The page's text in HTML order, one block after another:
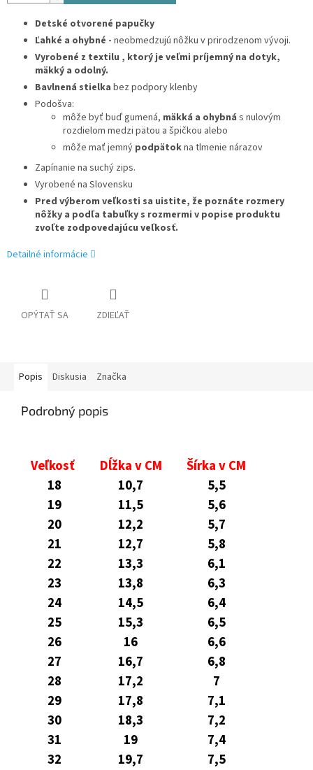
Detské otvorené papučky
Ľahké a ohybné - neobmedzujú nôžku v prirodzenom vývoji.
Vyrobené z textilu , ktorý je veľmi príjemný na dotyk,
mäkký a odolný.
Bavlnená stielka bez podpory klenby
Podošva:
môže byť buď gumená, mäkká a ohybná s nulovým
rozdielom medzi pätou a špičkou alebo
môže mať jemný podpätokna tlmenie nárazov
Zapínanie na suchý zips.
Vyrobené na Slovensku
Pred výberom veľkosti sa uistite, že poznáte rozmery
nôžky a podľa tabuľky s rozmermi v popise produktu
zvoľte zodpovedajúcu veľkosť.
Detailné informácie
OPÝTAŤ SA ZDIEĽAŤ
Popis Diskusia Značka
Podrobný popis
Veľkosť Dĺžka v CM
Šírka v CM
18
10,7
5,5
19
11,5
5,6
20
12,2
5,7
21
12,7
5,8
22
13,3
6,1
23
13,8
6,3
24
14,5
6,4
25
15,3
6,5
26
16
6,6
27
16,7
6,8
28
17,2
7
29
17,8
7,1
30
18,3
7,2
31
19
7,4
32
19,7
7,5